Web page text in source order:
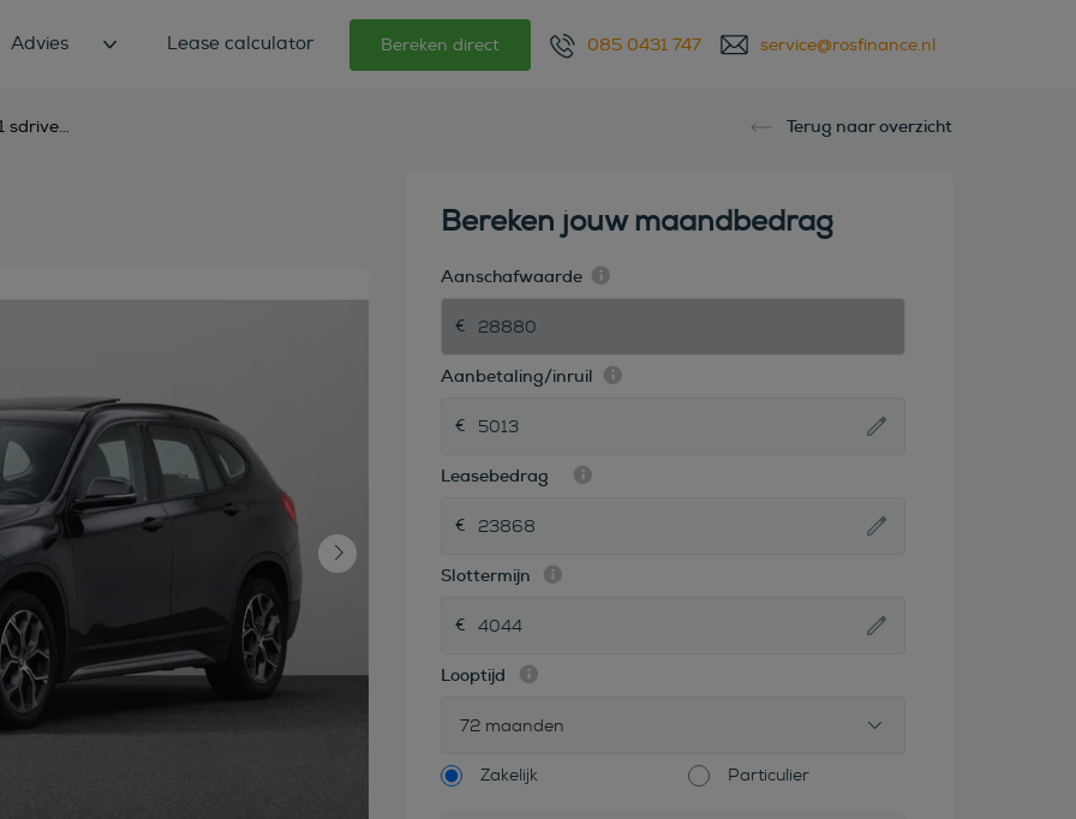
Advies Lease calculator Bereken direct 085 0431 747 service@rosfinance.nl
bmw x1 sdrive20i business edition plus Terug naar overzicht
Bereken jouw maandbedrag
Aanschafwaarde
Aanbetaling/inruil
Leasebedrag
Slottermijn
Looptijd
72 maanden
Zakelijk Particulier